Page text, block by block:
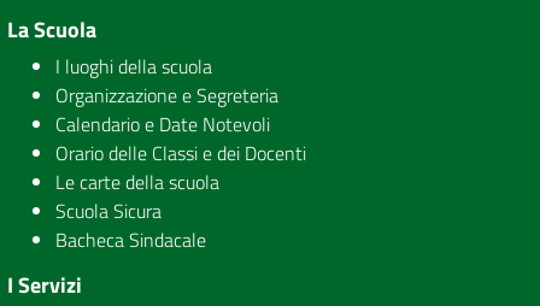
La Scuola
I luoghi della scuola
Organizzazione e Segreteria
Calendario e Date Notevoli
Orario delle Classi e dei Docenti
Le carte della scuola
Scuola Sicura
Bacheca Sindacale
I Servizi